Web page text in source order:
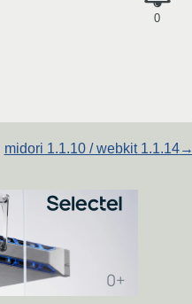
0
midori 1.1.10 / webkit 1.1.14→